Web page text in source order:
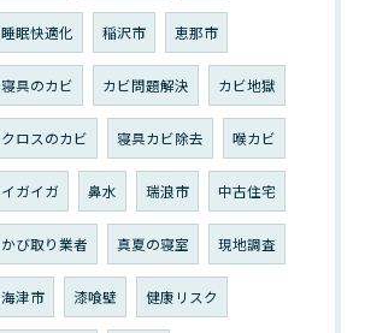
睡眠快適化 稲沢市 恵那市
寝具のカビ カビ問題解決 カビ地獄
クロスのカビ 寝具カビ除去 喉カビ
イガイガ 鼻水 瑞浪市 中古住宅
かび取り業者 真夏の寝室 現地調査
海津市 漆喰壁 健康リスク